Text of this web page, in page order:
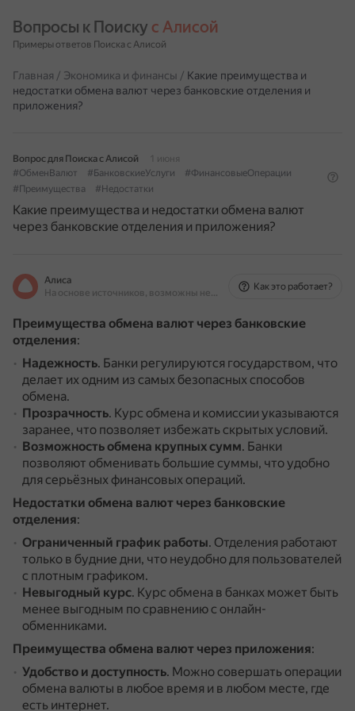
Вопросы к Поиску с Алисой
Примеры ответов Поиска с Алисой
Главная / Экономика и финансы / Какие преимущества и
недостатки обмена валют через банковские отделения и
приложения?
Вопрос для Поиска с Алисой
1 июня
#ОбменВалют
#БанковскиеУслуги
#ФинансовыеОперации
#Преимущества
#Недостатки
Какие преимущества и недостатки обмена валют
через банковские отделения и приложения?
Алиса
На основе источников, возможны неточности
Как это работает?
Преимущества обмена валют через банковские
отделения:
Надежность. Банки регулируются государством, что
делает их одним из самых безопасных способов
обмена.
Прозрачность. Курс обмена и комиссии указываются
заранее, что позволяет избежать скрытых условий.
Возможность обмена крупных сумм. Банки
позволяют обменивать большие суммы, что удобно
для серьёзных финансовых операций.
Недостатки обмена валют через банковские
отделения:
Ограниченный график работы. Отделения работают
только в будние дни, что неудобно для пользователей
с плотным графиком.
Невыгодный курс. Курс обмена в банках может быть
менее выгодным по сравнению с онлайн-
обменниками.
Преимущества обмена валют через приложения:
Удобство и доступность. Можно совершать операции
обмена валюты в любое время и в любом месте, где
есть интернет.